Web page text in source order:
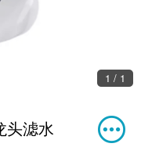
1 / 1
头滤水